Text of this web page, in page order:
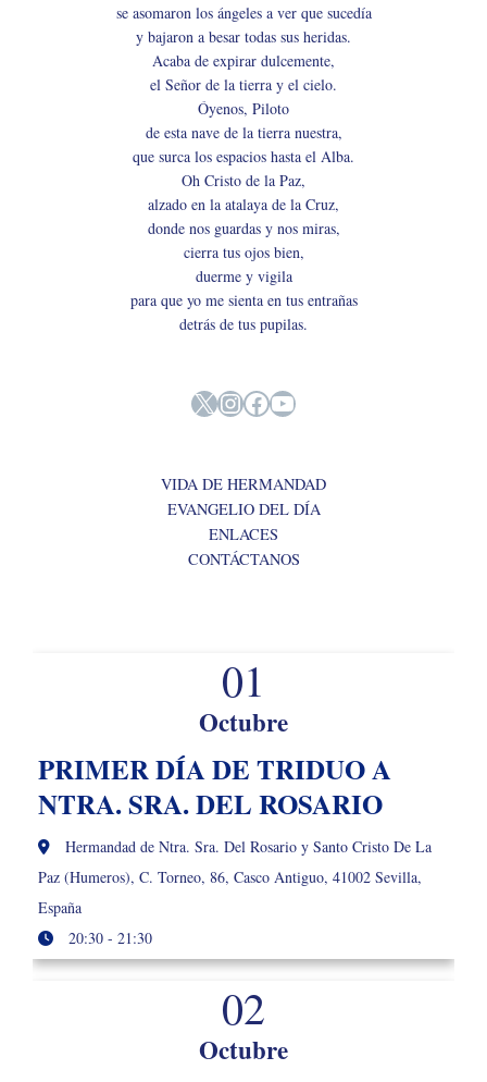
se asomaron los ángeles a ver que sucedía
y bajaron a besar todas sus heridas.
Acaba de expirar dulcemente,
el Señor de la tierra y el cielo.
Óyenos, Piloto
de esta nave de la tierra nuestra,
que surca los espacios hasta el Alba.
Oh Cristo de la Paz,
alzado en la atalaya de la Cruz,
donde nos guardas y nos miras,
cierra tus ojos bien,
duerme y vigila
para que yo me sienta en tus entrañas
detrás de tus pupilas.
X Instagram
Facebook
YouTube
VIDA DE HERMANDAD
EVANGELIO DEL DÍA
ENLACES
CONTÁCTANOS
01
Octubre
PRIMER DÍA DE TRIDUO A
NTRA. SRA. DEL ROSARIO
Hermandad de Ntra. Sra. Del Rosario y Santo Cristo De La
Paz (Humeros), C. Torneo, 86, Casco Antiguo, 41002 Sevilla,
España
20:30 - 21:30
02
Octubre